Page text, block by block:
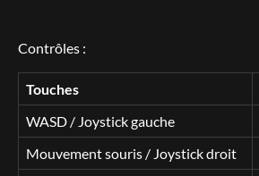
Contrôles :
Touches
WASD / Joystick gauche
Mouvement souris / Joystick droit